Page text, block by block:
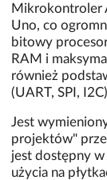
Mikrokontroler
Uno, co
bitowy
RAM i
również
(UART, SPI,
Jest
projektów"
jest dostępny
użycia na